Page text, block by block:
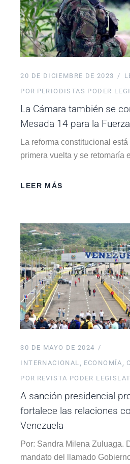
20 DE DICIEMBRE DE 2023
POR PERIODISTAS PODER
La Cámara también se
Mesada 14 para la
La reforma constitucional
primera vuelta y se retomaría
LEER MÁS
30 DE MAYO DE 2024
INTERNACIONAL
ECONOMÍA
POR REVISTA PODER
A sanción presidencial
fortalece las relaciones
Venezuela
Por: Sandra Milena Zuluaga.
mandato del llamado